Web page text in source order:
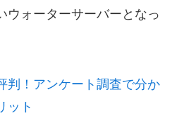
ウォーターサーバーとなっ
判！アンケート調査で分か
ット